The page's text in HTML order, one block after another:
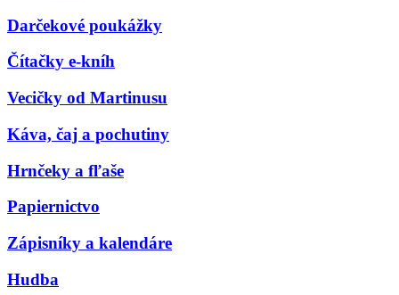
Darčekové poukážky
Čítačky e-kníh
Vecičky od Martinusu
Káva, čaj a pochutiny
Hrnčeky a fľaše
Papiernictvo
Zápisníky a kalendáre
Hudba